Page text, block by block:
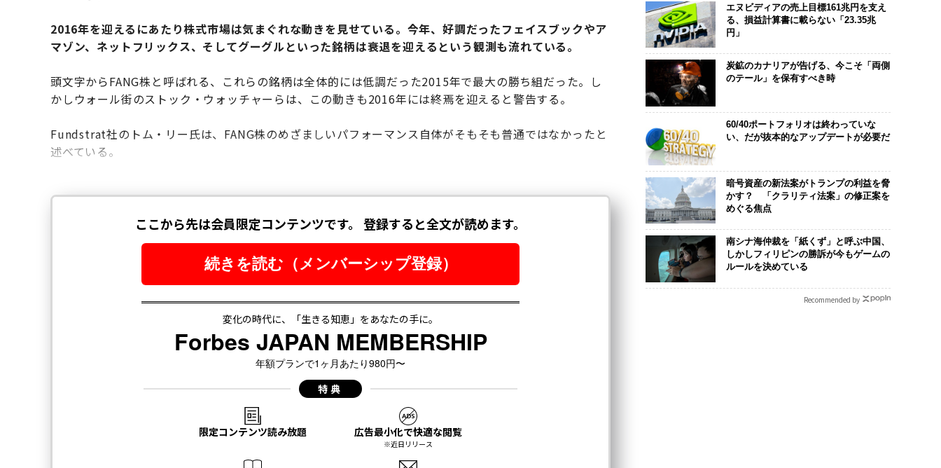
2016年を迎えるにあたり株式市場は気まぐれな動きを見せている。今年、好調だったフェイスブックやア
マゾン、ネットフリックス、そしてグーグルといった銘柄は衰退を迎えるという観測も流れている。
頭文字からFANG株と呼ばれる、これらの銘柄は全体的には低調だった2015年で最大の勝ち組だった。し
かしウォール街のストック・ウォッチャー らは、 この動きも2016年には終焉を迎えると警告する。
Fundstrat社のトム・リー氏は、FANG株のめざましいパフォーマンス自体がそもそも普通ではなかった と
述べている。
エヌビディアの売上目標161兆円を支え
る、損益計算書に載らない「23.35兆
円」
炭鉱のカナリアが告げる、今こそ「両側
のテール」を保有すべき時
60/40ポートフォリオは終わっていな
い、だが抜本的なアップデートが必要だ
暗号資産の新法案がトランプの利益を脅
かす？ 「クラリティ法案」の修正案を
めぐる焦点
南シナ海仲裁を「紙くず」と呼ぶ中国、
しかしフィリピンの勝訴が今もゲームの
ルールを決めている
Recommended by